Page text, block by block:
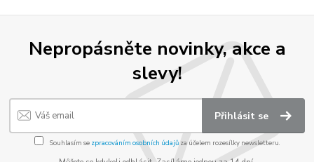
Nepropásněte novinky, akce a
slevy!
Přihlásit se
Souhlasím se zpracováním osobních údajůza účelem rozesílky newsletteru.